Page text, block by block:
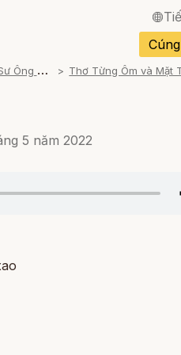
English / Tiếng Anh
Français / Tiếng Pháp
Deutsch / Tiếng Đức
Português / Tiếng Bồ
S
ư Ông Đọc
5 năm 2022